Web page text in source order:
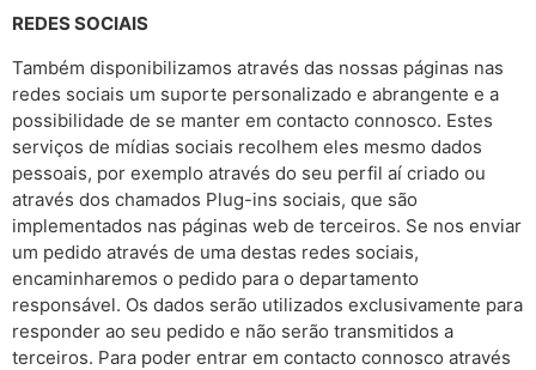
REDES SOCIAIS
Também disponibilizamos através das nossas páginas nas
redes sociais um suporte personalizado e abrangente e a
possibilidade de se manter em contacto connosco. Estes
serviços de mídias sociais recolhem eles mesmo dados
pessoais, por exemplo através do seu perfil aí criado ou
através dos chamados Plug-ins sociais, que são
implementados nas páginas web de terceiros. Se nos enviar
um pedido através de uma destas redes sociais,
encaminharemos o pedido para o departamento
responsável. Os dados serão utilizados exclusivamente para
responder ao seu pedido e não serão transmitidos a
terceiros. Para poder entrar em contacto connosco através